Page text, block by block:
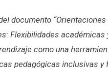
documento
Flexibilidades académicas
como una
pedagógicas inclusivas